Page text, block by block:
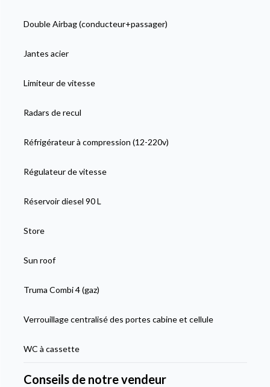
Double Airbag (conducteur+passager)
Jantes acier
Limiteur de vitesse
Radars de recul
Réfrigérateur à compression (12-220v)
Régulateur de vitesse
Réservoir diesel 90 L
Store
Sun roof
Truma Combi 4 (gaz)
Verrouillage centralisé des portes cabine et cellule
WC à cassette
Conseils de notre vendeur